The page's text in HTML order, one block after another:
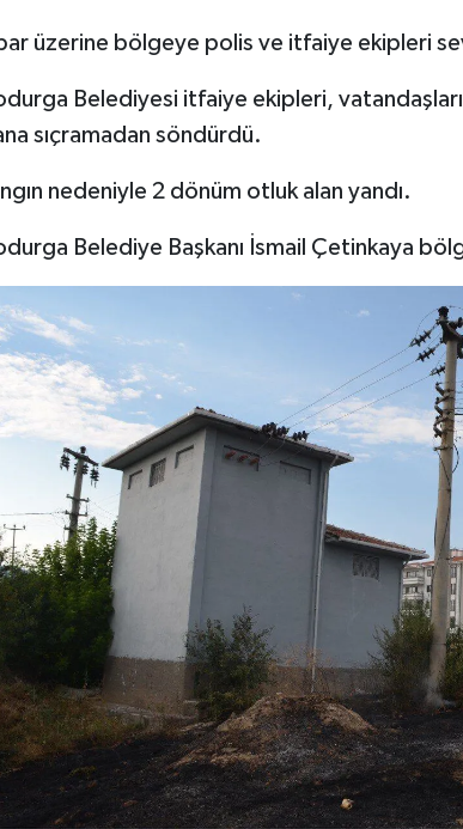
üzerine bölgeye polis ve itfaiye ekipleri
Belediyesi itfaiye ekipleri, vatandaşların
sıçramadan söndürdü.
nedeniyle 2 dönüm otluk alan yandı.
Belediye Başkanı İsmail Çetinkaya